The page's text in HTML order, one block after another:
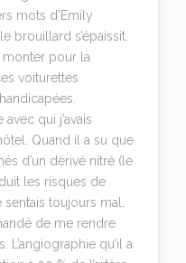
mots d’Emily
brouillard s’épaissit.
monter pour la
voiturettes
qui j’avais
Quand il a su que
d’un dérivé nitré (le
les risques de
toujours mal,
de me rendre
L’angiographie qu’il a